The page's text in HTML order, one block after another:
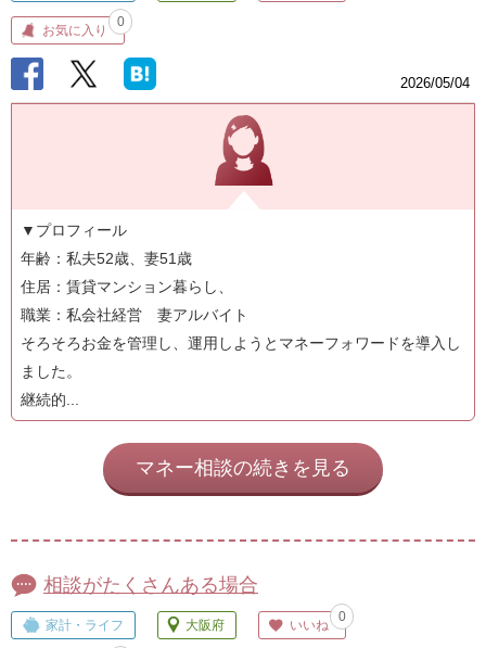
お気に入り
0
2026/05/04
▼プロフィール
年齢：私夫52歳、妻51歳
住居：賃貸マンション暮らし、
職業：私会社経営 妻アルバイト
そろそろお金を管理し、運用しようとマネーフォワードを導入し
ました。
継続的...
マネー相談の続きを見る
相談がたくさんある場合
家計・ライフ 大阪府 いいね
0